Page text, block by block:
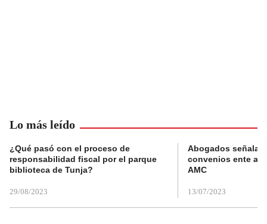
Lo más leído
¿Qué pasó con el proceso de
responsabilidad fiscal por el parque
biblioteca de Tunja?
29/08/2023
Abogados
convenios ente
AMC
13/07/2023